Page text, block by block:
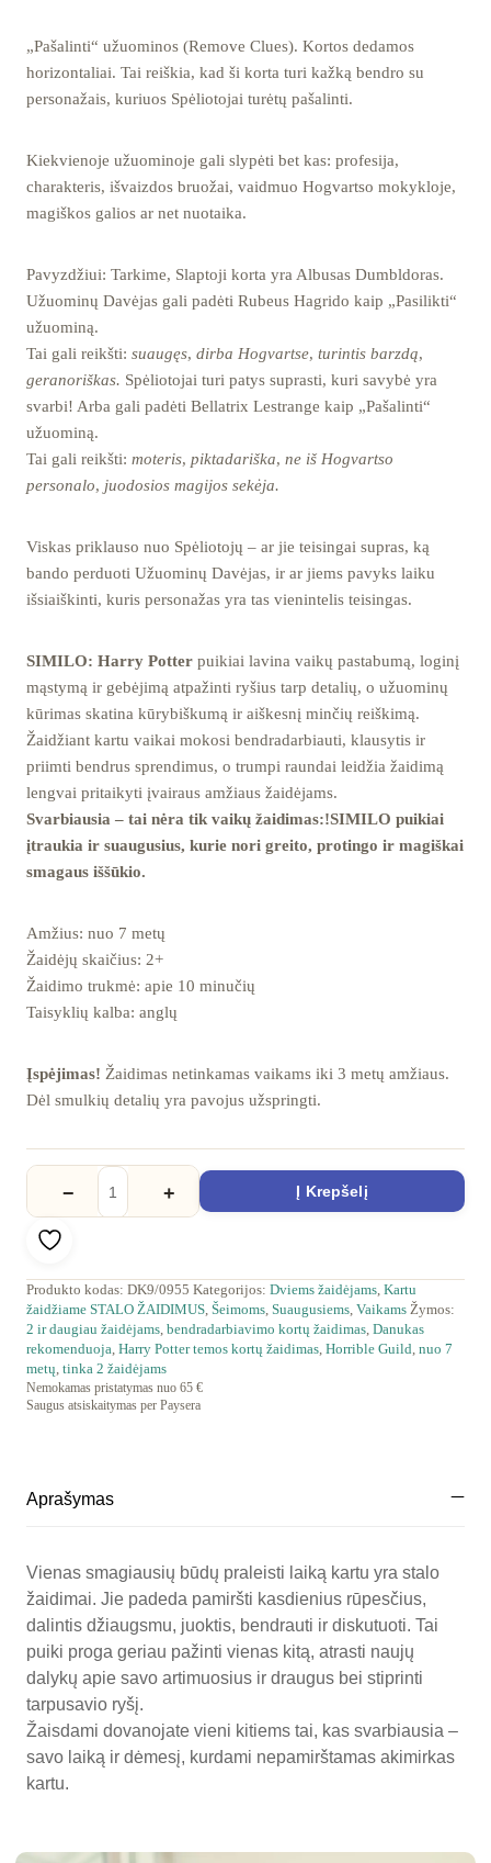
„Pašalinti“ užuominos (Remove Clues). Kortos dedamos
horizontaliai. Tai reiškia, kad ši korta turi kažką bendro su
personažais, kuriuos Spėliotojai turėtų pašalinti.
Kiekvienoje užuominoje gali slypėti bet kas: profesija,
charakteris, išvaizdos bruožai, vaidmuo Hogvartso mokykloje,
magiškos galios ar net nuotaika.
Pavyzdžiui: Tarkime, Slaptoji korta yra Albusas Dumbldoras.
Užuominų Davėjas gali padėti Rubeus Hagrido kaip „Pasilikti“
užuominą.
Tai gali reikšti: suaugęs, dirba Hogvartse, turintis barzdą,
geranoriškas. Spėliotojai turi patys suprasti, kuri savybė yra
svarbi! Arba gali padėti Bellatrix Lestrange kaip „Pašalinti“
užuominą.
Tai gali reikšti: moteris, piktadariška, ne iš Hogvartso
personalo, juodosios magijos sekėja.
Viskas priklauso nuo Spėliotojų – ar jie teisingai supras, ką
bando perduoti Užuominų Davėjas, ir ar jiems pavyks laiku
išsiaiškinti, kuris personažas yra tas vienintelis teisingas.
SIMILO: Harry Potter puikiai lavina vaikų pastabumą, loginį
mąstymą ir gebėjimą atpažinti ryšius tarp detalių, o užuominų
kūrimas skatina kūrybiškumą ir aiškesnį minčių reiškimą.
Žaidžiant kartu vaikai mokosi bendradarbiauti, klausytis ir
priimti bendrus sprendimus, o trumpi raundai leidžia žaidimą
lengvai pritaikyti įvairaus amžiaus žaidėjams.
Svarbiausia – tai nėra tik vaikų žaidimas:!SIMILO puikiai
įtraukia ir suaugusius, kurie nori greito, protingo ir magiškai
smagaus iššūkio.
Amžius: nuo 7 metų
Žaidėjų skaičius: 2+
Žaidimo trukmė: apie 10 minučių
Taisyklių kalba: anglų
Įspėjimas! Žaidimas netinkamas vaikams iki 3 metų amžiaus.
Dėl smulkių detalių yra pavojus užspringti.
− + Į Krepšelį
Pridėti prie mėgstamiausių
Produkto kodas: DK9/0955 Kategorijos: Dviems žaidėjams Kartu
žaidžiame STALO ŽAIDIMUS Šeimoms Suaugusiems Vaikams Žymos:
2 ir daugiau žaidėjams bendradarbiavimo kortų žaidimas Danukas
rekomenduoja Harry Potter temos kortų žaidimas Horrible Guild nuo 7
metų tinka 2 žaidėjams
Nemokamas pristatymas nuo 65 €
Saugus atsiskaitymas per Paysera
Aprašymas
Vienas smagiausių būdų praleisti laiką kartu yra stalo
žaidimai. Jie padeda pamiršti kasdienius rūpesčius,
dalintis džiaugsmu, juoktis, bendrauti ir diskutuoti. Tai
puiki proga geriau pažinti vienas kitą, atrasti naujų
dalykų apie savo artimuosius ir draugus bei stiprinti
tarpusavio ryšį.
Žaisdami dovanojate vieni kitiems tai, kas svarbiausia –
savo laiką ir dėmesį, kurdami nepamirštamas akimirkas
kartu.